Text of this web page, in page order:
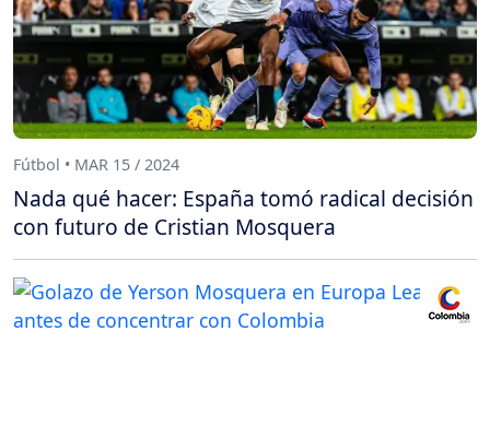
Fútbol • MAR 15 / 2024
Nada qué hacer: España tomó radical decisión
con futuro de Cristian Mosquera